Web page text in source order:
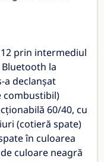
prin intermediul
la
a declanșat
combustibil)
60/40, cu
(cotieră spate)
în culoarea
culoare neagră